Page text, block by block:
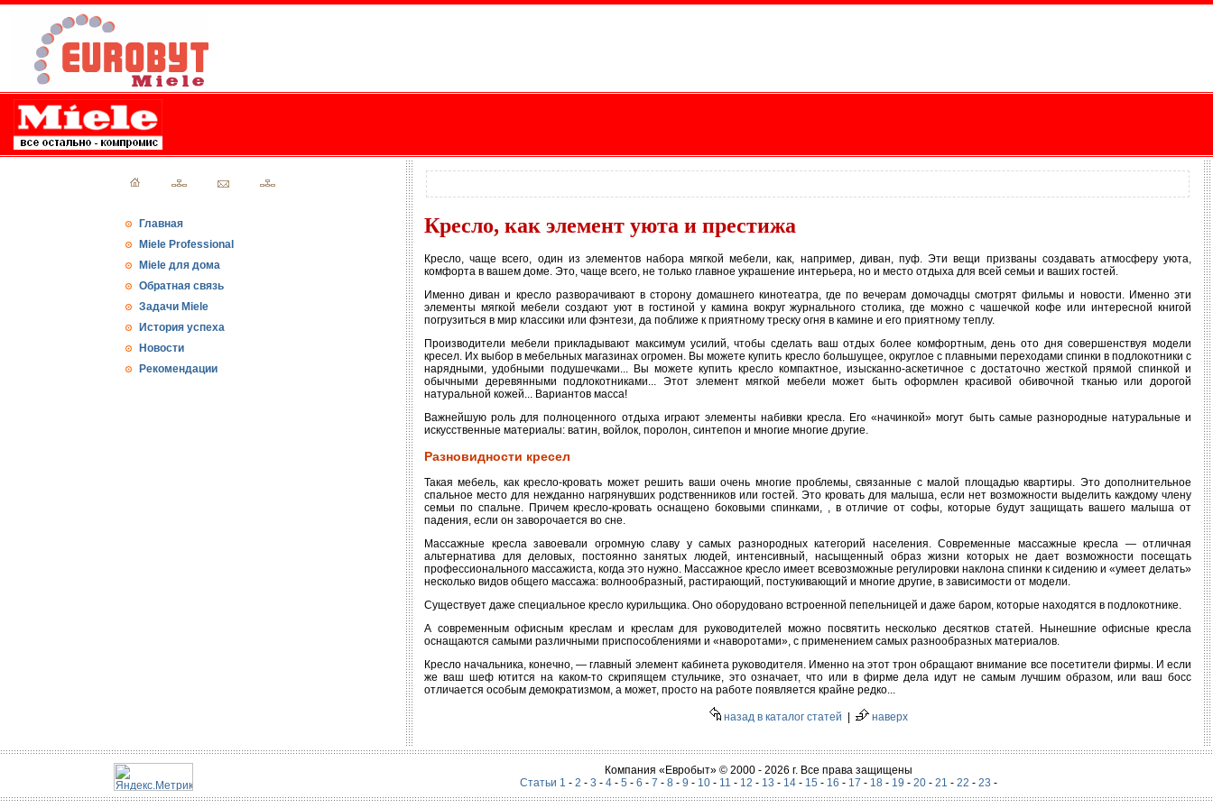
Главная
Miele Professional
Miele для дома
Обратная связь
Задачи Miele
История успеха
Новости
Рекомендации
Кресло, как элемент уюта и престижа
Кресло, чаще всего, один из элементов набора мягкой мебели, как, например, диван, пуф. Эти вещи призваны создавать атмосферу уюта,
комфорта в вашем доме. Это, чаще всего, не только главное украшение интерьера, но и место отдыха для всей семьи и ваших гостей.
Именно диван и кресло разворачивают в сторону домашнего кинотеатра, где по вечерам домочадцы смотрят фильмы и новости. Именно эти
элементы мягкой мебели создают уют в гостиной у камина вокруг журнального столика, где можно с чашечкой кофе или интересной книгой
погрузиться в мир классики или фэнтези, да поближе к приятному треску огня в камине и его приятному теплу.
Производители мебели прикладывают максимум усилий, чтобы сделать ваш отдых более комфортным, день ото дня совершенствуя модели
кресел. Их выбор в мебельных магазинах огромен. Вы можете купить кресло большущее, округлое с плавными переходами спинки в подлокотники с
нарядными, удобными подушечками... Вы можете купить кресло компактное, изысканно-аскетичное с достаточно жесткой прямой спинкой и
обычными деревянными подлокотниками... Этот элемент мягкой мебели может быть оформлен красивой обивочной тканью или дорогой
натуральной кожей... Вариантов масса!
Важнейшую роль для полноценного отдыха играют элементы набивки кресла. Его «начинкой» могут быть самые разнородные натуральные и
искусственные материалы: ватин, войлок, поролон, синтепон и многие многие другие.
Разновидности кресел
Такая мебель, как кресло-кровать может решить ваши очень многие проблемы, связанные с малой площадью квартиры. Это дополнительное
спальное место для нежданно нагрянувших родственников или гостей. Это кровать для малыша, если нет возможности выделить каждому члену
семьи по спальне. Причем кресло-кровать оснащено боковыми спинками, , в отличие от софы, которые будут защищать вашего малыша от
падения, если он заворочается во сне.
Массажные кресла завоевали огромную славу у самых разнородных категорий населения. Современные массажные кресла — отличная
альтернатива для деловых, постоянно занятых людей, интенсивный, насыщенный образ жизни которых не дает возможности посещать
профессионального массажиста, когда это нужно. Массажное кресло имеет всевозможные регулировки наклона спинки к сидению и «умеет делать»
несколько видов общего массажа: волнообразный, растирающий, постукивающий и многие другие, в зависимости от модели.
Существует даже специальное кресло курильщика. Оно оборудовано встроенной пепельницей и даже баром, которые находятся в подлокотнике.
А современным офисным креслам и креслам для руководителей можно посвятить несколько десятков статей. Нынешние офисные кресла
оснащаются самыми различными приспособлениями и «наворотами», с применением самых разнообразных материалов.
Кресло начальника, конечно, — главный элемент кабинета руководителя. Именно на этот трон обращают внимание все посетители фирмы. И если
же ваш шеф ютится на каком-то скрипящем стульчике, это означает, что или в фирме дела идут не самым лучшим образом, или ваш босс
отличается особым демократизмом, а может, просто на работе появляется крайне редко...
назад в каталог статей наверх
Компания «Евробыт» © 2000 - 2026 г. Все права защищены
Статьи 1 - 2 - 3 - 4- 5 - 6 - 7 - 8- 9 - 10- 11 - 12 - 13 - 14- 15 - 16 - 17 - 18- 19 - 20- 21 - 22 - 23 -